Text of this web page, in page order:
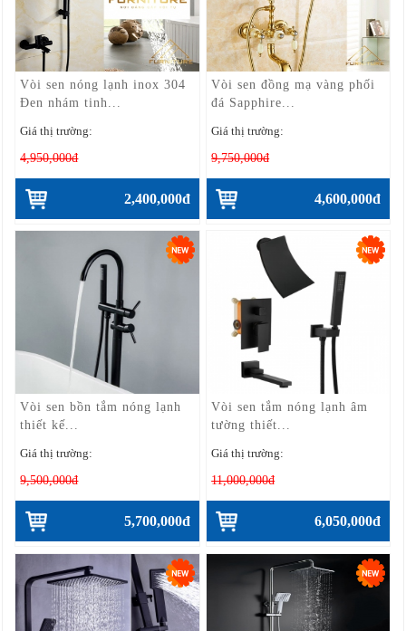
Vòi sen nóng lạnh inox 304
Đen nhám tinh...
Giá thị trường:
4,950,000đ
2,400,000đ
Vòi sen đồng mạ vàng phối
đá Sapphire...
Giá thị trường:
9,750,000đ
4,600,000đ
Vòi sen bồn tắm nóng lạnh
thiết kế...
Giá thị trường:
9,500,000đ
5,700,000đ
Vòi sen tắm nóng lạnh âm
tường thiết...
Giá thị trường:
11,000,000đ
6,050,000đ